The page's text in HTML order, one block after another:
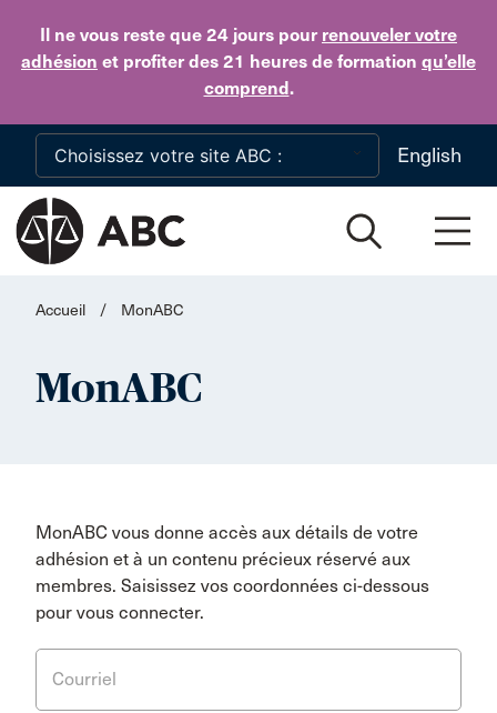
Il ne vous reste que 24 jours pour renouveler votre
adhésion et profiter des 21 heures de formation qu’elle
comprend.
Skip to main content
English
Accueil / MonABC
MonABC
MonABC vous donne accès aux détails de votre
adhésion et à un contenu précieux réservé aux
membres. Saisissez vos coordonnées ci-dessous
pour vous connecter.
Courriel